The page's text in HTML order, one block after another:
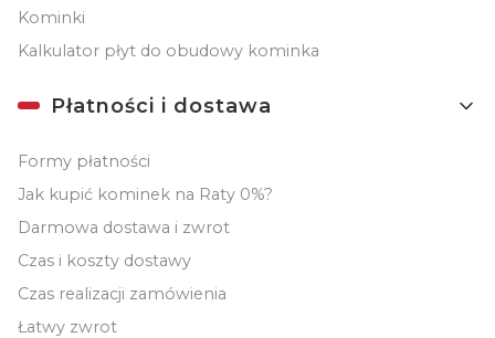
Kominki
Kalkulator płyt do obudowy kominka
Płatności i dostawa
Formy płatności
Jak kupić kominek na Raty 0%?
Darmowa dostawa i zwrot
Czas i koszty dostawy
Czas realizacji zamówienia
Łatwy zwrot